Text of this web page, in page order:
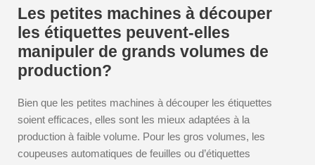
Les petites machines à découper
les étiquettes peuvent-elles
manipuler de grands volumes de
production?
Bien que les petites machines à découper les étiquettes
soient efficaces, elles sont les mieux adaptées à la
production à faible volume. Pour les gros volumes, les
coupeuses automatiques de feuilles ou d’étiquettes